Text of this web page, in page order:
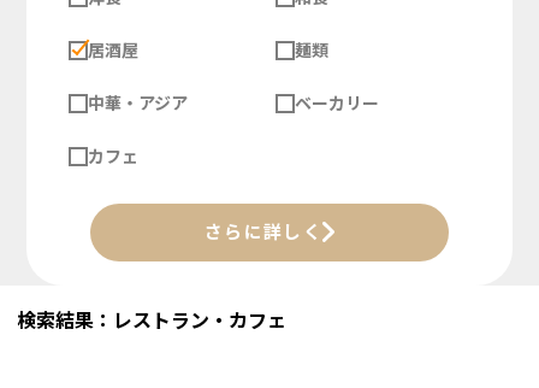
居酒屋 麺類
中華・アジア ベーカリー
カフェ
さらに詳しく
検索結果：レストラン・カフェ